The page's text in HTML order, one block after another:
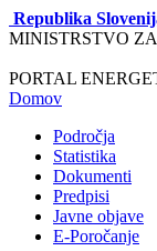
Republika
MINISTRSTVO
PORTAL
Domov
Področja
Statistika
Dokumenti
Predpisi
Javne objave
E-Poročanje